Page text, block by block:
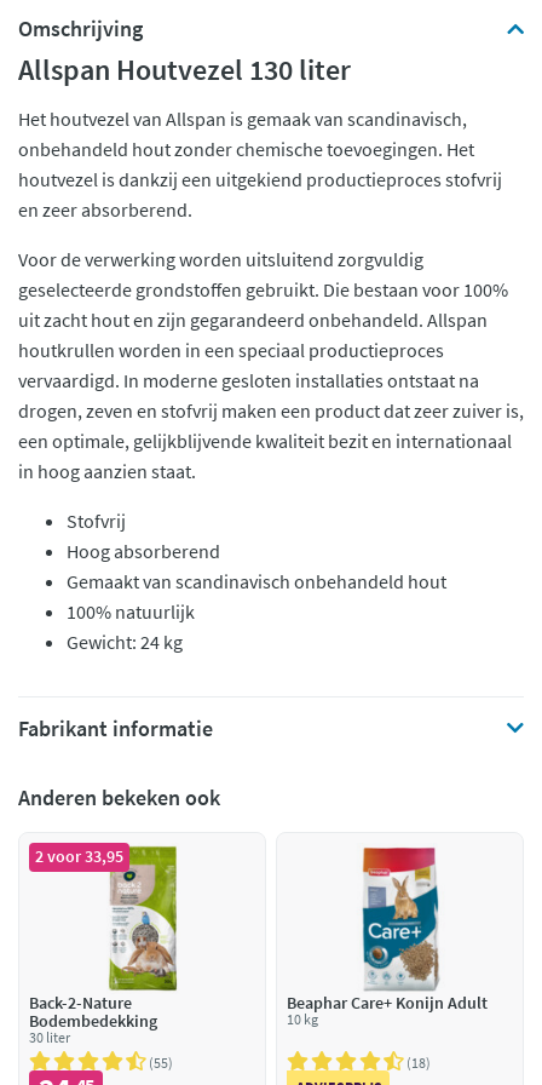
Omschrijving
Allspan Houtvezel 130 liter
Het houtvezel van Allspan is gemaak van scandinavisch,
onbehandeld hout zonder chemische toevoegingen. Het
houtvezel is dankzij een uitgekiend productieproces stofvrij
en zeer absorberend.
Voor de verwerking worden uitsluitend zorgvuldig
geselecteerde grondstoffen gebruikt. Die bestaan voor 100%
uit zacht hout en zijn gegarandeerd onbehandeld. Allspan
houtkrullen worden in een speciaal productieproces
vervaardigd. In moderne gesloten installaties ontstaat na
drogen, zeven en stofvrij maken een product dat zeer zuiver is,
een optimale, gelijkblijvende kwaliteit bezit en internationaal
in hoog aanzien staat.
Stofvrij
Hoog absorberend
Gemaakt van scandinavisch onbehandeld hout
100% natuurlijk
Gewicht: 24 kg
Fabrikant informatie
Anderen bekeken ook
2 voor 33,95
Back-2-Nature
Bodembedekking
30 liter
55
Beaphar Care+ Konijn Adult
10 kg
18